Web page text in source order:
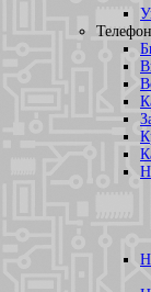
Телефон